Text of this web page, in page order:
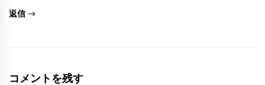
返信
コメントを残す